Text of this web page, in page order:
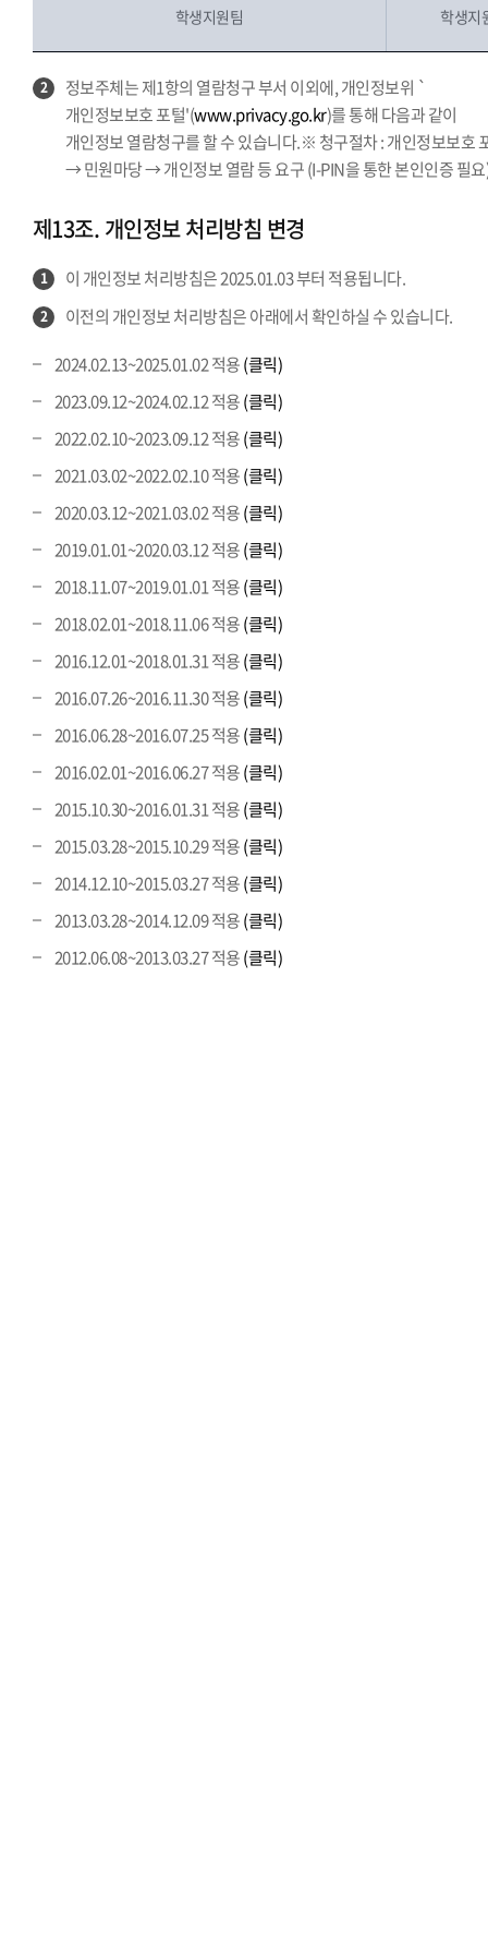
학생지원팀 학생지
2
정보주체는 제1항의 열람청구 부서 이외에, 개인정보위 `
개인정보보호 포털'(www.privacy.go.kr)를 통해 다음과 같이
개인정보 열람청구를 할 수 있습니다.※ 청구절차 : 개인정보보호
→ 민원마당 → 개인정보 열람 등 요구 (I-PIN을 통한 본인인증 필
제13조. 개인정보 처리방침 변경
1 이 개인정보 처리방침은 2025.01.03 부터 적용됩니다.
2
이전의 개인정보 처리방침은 아래에서 확인하실 수 있습니다.
2024.02.13~2025.01.02 적용(클릭)
2023.09.12~2024.02.12 적용(클릭)
2022.02.10~2023.09.12 적용(클릭)
2021.03.02~2022.02.10 적용(클릭)
2020.03.12~2021.03.02 적용(클릭)
2019.01.01~2020.03.12 적용(클릭)
2018.11.07~2019.01.01 적용(클릭)
2018.02.01~2018.11.06 적용(클릭)
2016.12.01~2018.01.31 적용(클릭)
2016.07.26~2016.11.30 적용(클릭)
2016.06.28~2016.07.25 적용(클릭)
2016.02.01~2016.06.27 적용(클릭)
2015.10.30~2016.01.31 적용(클릭)
2015.03.28~2015.10.29 적용(클릭)
2014.12.10~2015.03.27 적용(클릭)
2013.03.28~2014.12.09 적용(클릭)
2012.06.08~2013.03.27 적용(클릭)